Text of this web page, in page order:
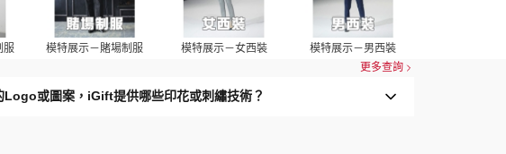
服 模特展示－賭場制服 模特展示－女西裝 模特展示－男西裝
更多查詢
Logo或圖案，iGift提供哪些印花或刺繡技術？